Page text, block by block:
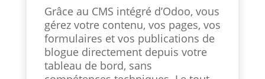
Grâce au CMS intégré d’Odoo, vous
gérez votre contenu, vos pages, vos
formulaires et vos publications de
blogue directement depuis votre
tableau de bord, sans